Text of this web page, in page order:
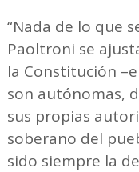
“Nada de lo que
Paoltroni se
la Constitución
son autónomas,
sus propias
soberano del
sido siempre la